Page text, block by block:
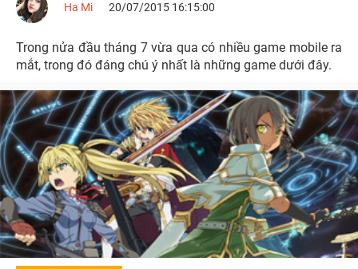
Ha Mi 20/07/2015 16:15:00
Trong nửa đầu tháng 7 vừa qua có nhiều game mobile ra
mắt, trong đó đáng chú ý nhất là những game dưới đây.